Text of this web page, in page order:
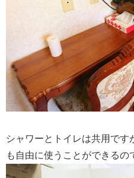
シャワーとトイレは共用で
も自由に使うことができるの